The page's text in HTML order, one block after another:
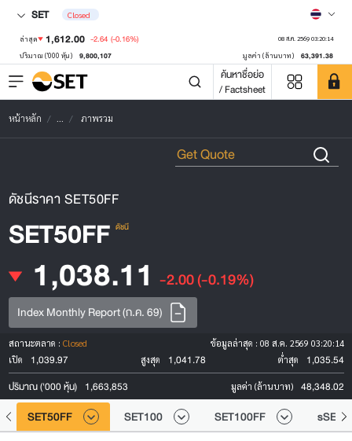
SET Closed
ล่าสุด 1,612.00 -2.64 (-0.16%) 08 ส.ค. 2569 03:20:14
ปริมาณ ('000 หุ้น) 9,800,107 มูลค่า (ล้านบาท) 63,391.38
ค้นหาชื่อย่อ
/ Factsheet
หน้าหลัก ... ภาพรวม
ดัชนีราคา SET50FF
SET50FF ดัชนี
1,038.11 -2.00(-0.19%)
Index Monthly Report (ก.ค. 69)
สถานะตลาด : Closed ข้อมูลล่าสุด : 08 ส.ค. 2569 03:20:14
เปิด
1,039.97 สูงสุด 1,041.78 ต่ำสุด
1,035.54
ปริมาณ ('000 หุ้น) 1,663,853 มูลค่า (ล้านบาท) 48,348.02
SET50FF SET100 SET100FF sSET